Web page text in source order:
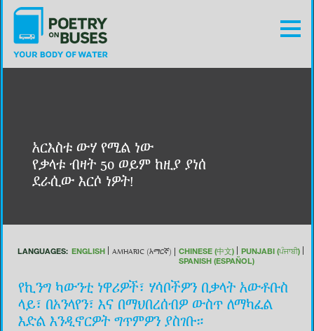
አርእስቱ ውሃ የሚል ነው
የቃላቱ ብዛት 50 ወይም ከዚያ ያነሰ
ደራሲው እርሶ ነዎት!
LANGUAGES: ENGLISH AMHARIC (አማርኛ) CHINESE (中文)
PUNJABI (ਪੰਜਾਬੀ)
SPANISH (ESPAÑOL)
የኪንግ ካውንቲ ነዋሪዎች፣ ሃሳቦችዎን በቃላት አውቶቡስ
ላይ፣ በኦንላየን፣ እና በማህበረሰብዎ ውስጥ ለማካፈል
እድል እንዲኖርዎት ግጥምዎን ያስገቡ።